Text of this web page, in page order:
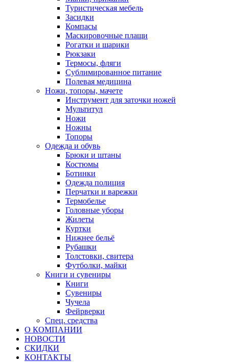
Туристическая мебель
Засидки
Компасы
Маскировочные плащи
Рогатки и шарики
Рюкзаки
Термосы, фляги
Сублимированное питание
Полевая медицина
Ножи, топоры, мачете
Инструмент для заточки ножей
Мультитул
Ножи
Ножны
Топоры
Одежда и обувь
Брюки и штаны
Костюмы
Ботинки
Одежда полиция
Перчатки и варежки
Термобелье
Головные уборы
Жилеты
Куртки
Нижнее бельё
Рубашки
Толстовки, свитера
Футболки, майки
Книги и сувениры
Книги
Сувениры
Чучела
Фейрверки
Спец. средства
О КОМПАНИИ
НОВОСТИ
СКИДКИ
КОНТАКТЫ